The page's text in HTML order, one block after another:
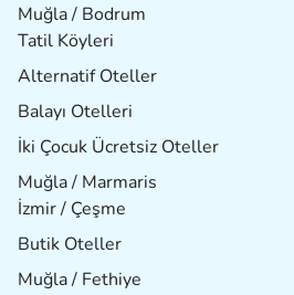
Muğla / Bodrum
Tatil Köyleri
Alternatif Oteller
Balayı Otelleri
İki Çocuk Ücretsiz Oteller
Muğla / Marmaris
İzmir / Çeşme
Butik Oteller
Muğla / Fethiye